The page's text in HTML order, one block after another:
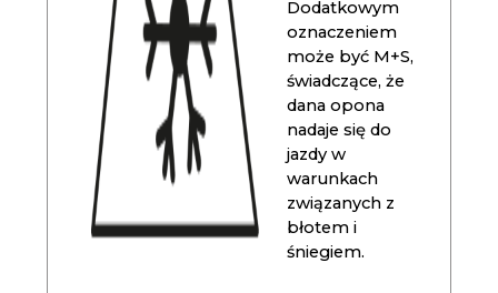
Dodatkowym
oznaczeniem
może być M+S,
świadczące, że
dana opona
nadaje się do
jazdy w
warunkach
związanych z
błotem i
śniegiem.